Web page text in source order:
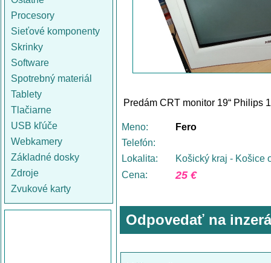
Procesory
Sieťové komponenty
Skrinky
Software
Spotrebný materiál
Tablety
Tlačiarne
USB kľúče
Webkamery
Základné dosky
Zdroje
Zvukové karty
Predám CRT monitor 19“ Philips
Meno:
Fero
Telefón:
Lokalita:
Košický kraj - Košice
Cena:
25 €
Odpovedať na